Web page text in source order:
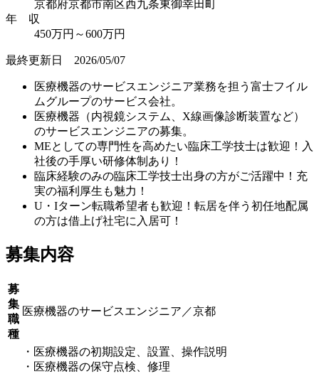
京都府京都市南区西九条東御幸田町
年 収
450万円～600万円
最終更新日 2026/05/07
医療機器のサービスエンジニア業務を担う富士フイル
ムグループのサービス会社。
医療機器（内視鏡システム、X線画像診断装置など）
のサービスエンジニアの募集。
MEとしての専門性を高めたい臨床工学技士は歓迎！入
社後の手厚い研修体制あり！
臨床経験のみの臨床工学技士出身の方がご活躍中！充
実の福利厚生も魅力！
U・Iターン転職希望者も歓迎！転居を伴う初任地配属
の方は借上げ社宅に入居可！
募集内容
募
集
職
種
医療機器のサービスエンジニア／京都
・医療機器の初期設定、設置、操作説明
・医療機器の保守点検、修理